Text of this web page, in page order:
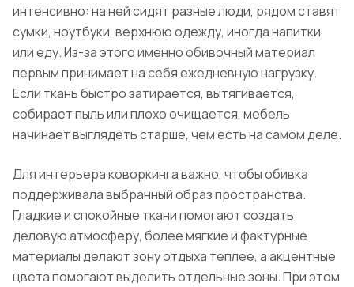
интенсивно: на ней сидят разные люди, рядом ставят
сумки, ноутбуки, верхнюю одежду, иногда напитки
или еду. Из-за этого именно обивочный материал
первым принимает на себя ежедневную нагрузку.
Если ткань быстро затирается, вытягивается,
собирает пыль или плохо очищается, мебель
начинает выглядеть старше, чем есть на самом деле.
Для интерьера коворкинга важно, чтобы обивка
поддерживала выбранный образ пространства.
Гладкие и спокойные ткани помогают создать
деловую атмосферу, более мягкие и фактурные
материалы делают зону отдыха теплее, а акцентные
цвета помогают выделить отдельные зоны. При этом